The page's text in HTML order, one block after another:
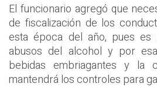
El funcionario agregó que
de fiscalización de los
esta época del año, pues es
abusos del alcohol y por
bebidas embriagantes y la
mantendrá los controles para